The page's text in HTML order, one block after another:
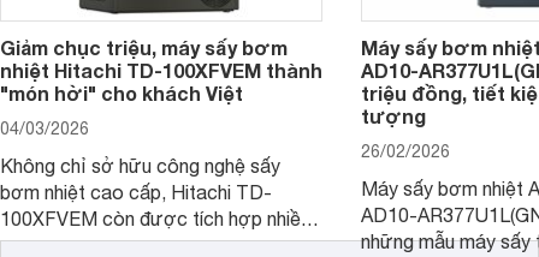
Giảm chục triệu, máy sấy bơm
nhiệt Hitachi TD-100XFVEM thành
"món hời" cho khách Việt
04/03/2026
Không chỉ sở hữu công nghệ sấy
bơm nhiệt cao cấp, Hitachi TD-
100XFVEM còn được tích hợp nhiều
tiện ích thông minh, tiết kiệm điện hiệu
Máy sấy bơm
AD10-
triệu đồng, tiết
tượng
26/02/2026
Máy sấy bơm nhiệt
AD10-
những mẫu máy sấy